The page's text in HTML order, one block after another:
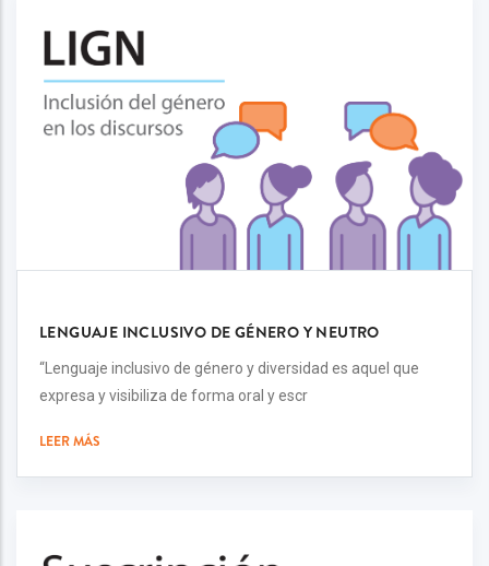
LENGUAJE INCLUSIVO DE GÉNERO Y NEUTRO
“Lenguaje inclusivo de género y diversidad es aquel que
expresa y visibiliza de forma oral y escr
LEER MÁS